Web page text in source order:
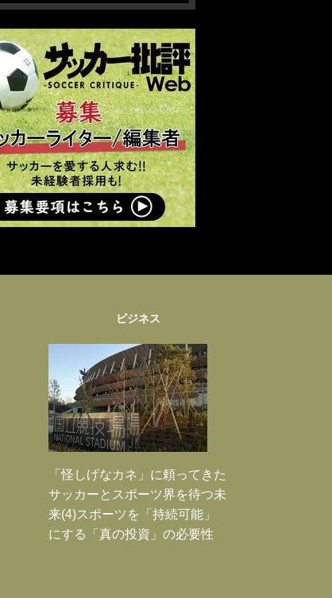
ビジネス
「怪しげなカネ」に頼ってきた
サッカーとスポーツ界を待つ未
来(4)スポーツを「持続可能」
にする「真の投資」の必要性